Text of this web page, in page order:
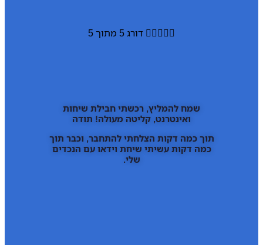
 דורג 5 מתוך 5
שמח להמליץ, רכשתי חבילת שיחות
ואינטרנט, קליטה מעולה! תודה
תוך כמה דקות הצלחתי להתחבר, וכבר תוך
כמה דקות עשיתי שיחת וידאו עם הנכדים
שלי.